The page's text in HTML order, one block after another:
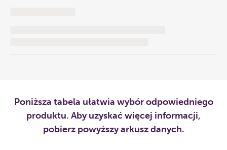
Poniższa tabela ułatwia wybór odpowiedniego
produktu. Aby uzyskać więcej informacji,
pobierz powyższy arkusz danych.